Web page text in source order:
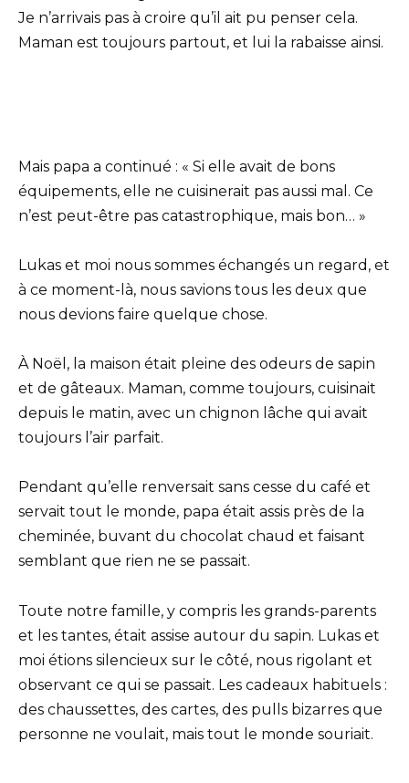
Je n’arrivais pas à croire qu’il ait pu penser cela.
Maman est toujours partout, et lui la rabaisse ainsi.
Mais papa a continué : « Si elle avait de bons
équipements, elle ne cuisinerait pas aussi mal. Ce
n’est peut-être pas catastrophique, mais bon… »
Lukas et moi nous sommes échangés un regard, et
à ce moment-là, nous savions tous les deux que
nous devions faire quelque chose.
À Noël, la maison était pleine des odeurs de sapin
et de gâteaux. Maman, comme toujours, cuisinait
depuis le matin, avec un chignon lâche qui avait
toujours l’air parfait.
Pendant qu’elle renversait sans cesse du café et
servait tout le monde, papa était assis près de la
cheminée, buvant du chocolat chaud et faisant
semblant que rien ne se passait.
Toute notre famille, y compris les grands-parents
et les tantes, était assise autour du sapin. Lukas et
moi étions silencieux sur le côté, nous rigolant et
observant ce qui se passait. Les cadeaux habituels :
des chaussettes, des cartes, des pulls bizarres que
personne ne voulait, mais tout le monde souriait.